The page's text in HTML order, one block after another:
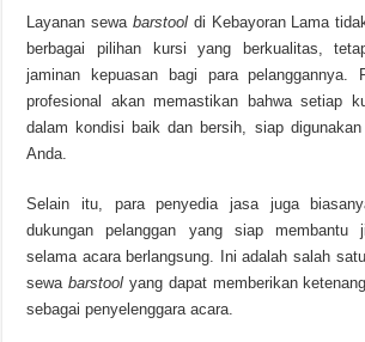
Layanan sewa barstooldi Kebayoran Lama
berbagai pilihan kursi yang berkualitas,
jaminan kepuasan bagi para pelanggannya.
profesional akan memastikan bahwa setiap
dalam kondisi baik dan bersih, siap
Anda.
Selain itu, para penyedia jasa juga
dukungan pelanggan yang siap membantu
selama acara berlangsung. Ini adalah salah
sewabarstool yang dapat memberikan
sebagai penyelenggara acara.